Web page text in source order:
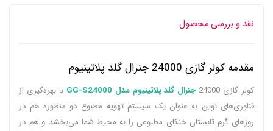
نقد و بررسی محصول
مقدمه کولر گازی 24000 جنرال گلد پلاتینیوم
کولر گازی 24000 جنرال گلد پلاتینیوم مدل GG-S24000
با بهره‌گیری از
فناوری‌های نوین به عنوان یک سیستم تهویه مطبوع دو منظوره هم در
روزهای گرم تابستان خنکای مطبوعی را به محیط شما می‌بخشد و هم در